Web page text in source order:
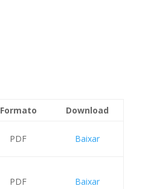
Formato
Download
PDF Baixar
PDF Baixar